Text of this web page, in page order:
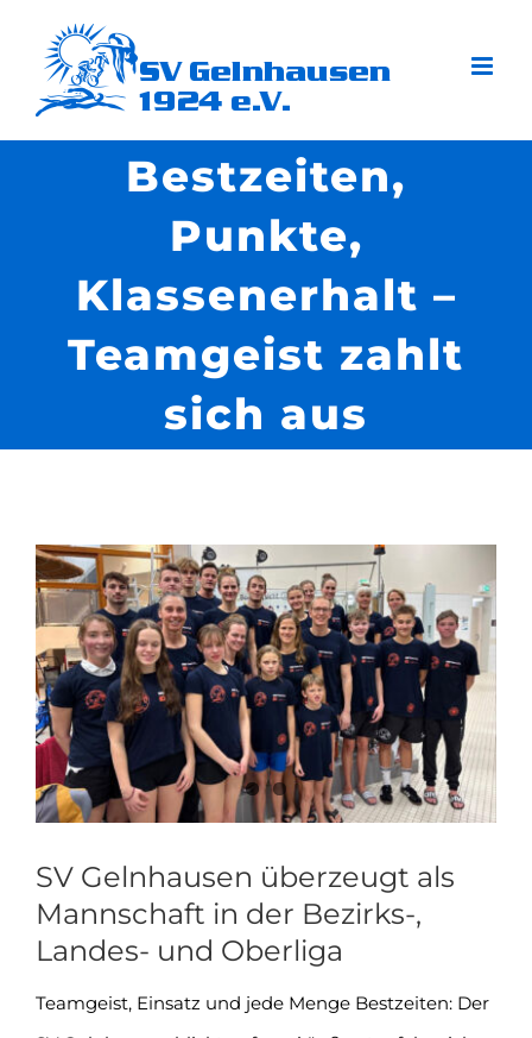
Inhalt
springen
Bestzeiten,
Punkte,
Klassenerhalt –
Teamgeist zahlt
sich aus
Zeige
grösseres
Bild
SV Gelnhausen überzeugt als
Mannschaft in der Bezirks-,
Landes- und Oberliga
Teamgeist, Einsatz und jede Menge Bestzeiten: Der